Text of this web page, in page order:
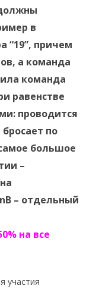
в
“19”, причем
а команда
команда
равенстве
проводится
по
большое
–
– отдельный
на все
участия